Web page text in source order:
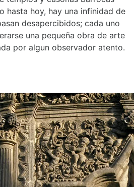
hasta hoy, hay una infinidad de
desapercibidos; cada uno
una pequeña obra de arte
por algun observador atento.